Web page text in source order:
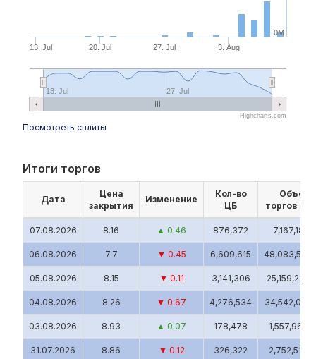
13. Jul 20. Jul 27. Jul 3. Aug
13. Jul 27. Jul
0M
Highcharts.com
Посмотреть сплиты
Итоги торгов
Дата
Цена
закрытия
Изменение
Кол-во
ЦБ
Объём
торгов
07.08.2026 8.16 ▲ 0.46 876,372
06.08.2026 7.7 ▼ 0.45 6,609,615
05.08.2026 8.15 ▼ 0.11 3,141,306
04.08.2026 8.26 ▼ 0.67 4,276,534
03.08.2026 8.93 ▲ 0.07 178,478
31.07.2026 8.86 ▼ 0.12 326,322